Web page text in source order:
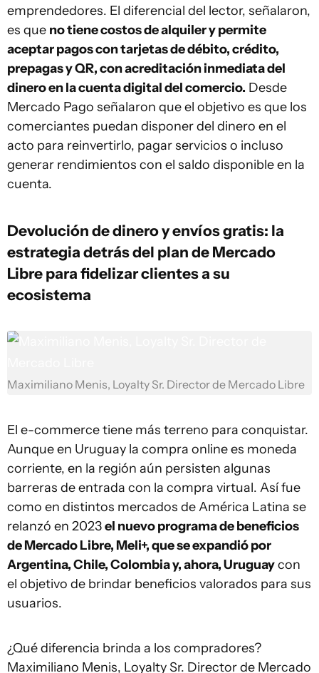
emprendedores. El diferencial del lector, señalaron,
es que no tiene costos de alquiler y permite
aceptar pagos con tarjetas de débito, crédito,
prepagas y QR, con acreditación inmediata del
dinero en la cuenta digital del comercio. Desde
Mercado Pago señalaron que el objetivo es que los
comerciantes puedan disponer del dinero en el
acto para reinvertirlo, pagar servicios o incluso
generar rendimientos con el saldo disponible en la
cuenta.
Devolución de dinero y envíos gratis: la
estrategia detrás del plan de Mercado
Libre para fidelizar clientes a su
ecosistema
Maximiliano Menis, Loyalty Sr. Director de Mercado Libre
El e-commerce tiene más terreno para conquistar.
Aunque en Uruguay la compra online es moneda
corriente, en la región aún persisten algunas
barreras de entrada con la compra virtual. Así fue
como en distintos mercados de América Latina se
relanzó en 2023el nuevo programa de beneficios
de Mercado Libre, Meli+, que se expandió por
Argentina, Chile, Colombia y, ahora, Uruguaycon
el objetivo de brindar beneficios valorados para sus
usuarios.
¿Qué diferencia brinda a los compradores?
Maximiliano Menis, Loyalty Sr. Director de Mercado